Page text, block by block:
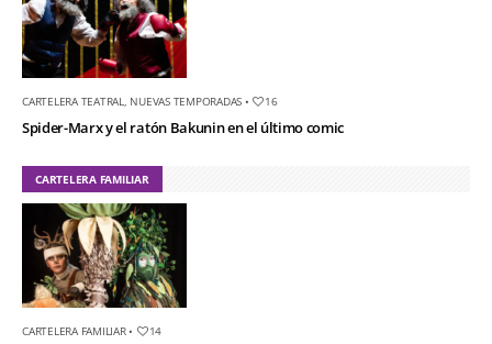
CARTELERA TEATRAL NUEVAS TEMPORADAS • 16
Spider-Marx y el ratón Bakunin en el último comic
CARTELERA FAMILIAR
CARTELERA FAMILIAR• 14